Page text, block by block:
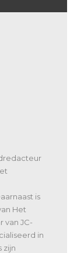
is
Het
van JC-
in
zijn